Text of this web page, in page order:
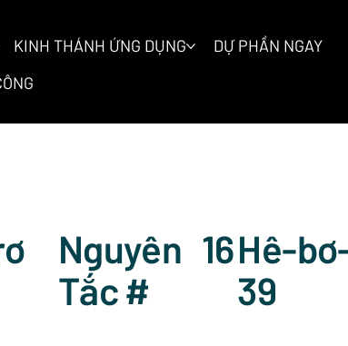
KINH THÁNH ỨNG DỤNG
DỰ PHẦN NGAY
Nguyên
Tắc #
16Hê-
39